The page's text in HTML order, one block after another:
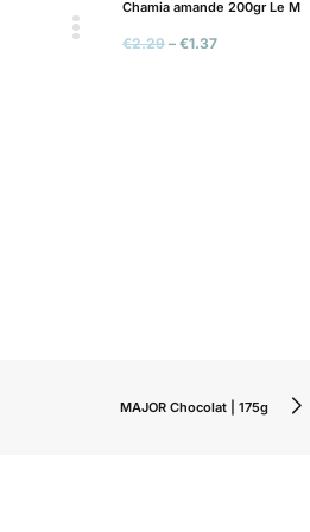
€2.29 – €1.37
Chamia amande 200gr Le
MAJOR Chocolat | 175g